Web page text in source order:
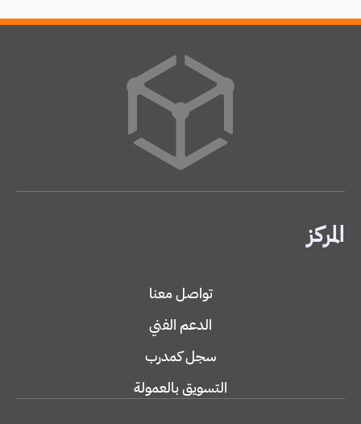
المركز
تواصل معنا
الدعم الفني
سجل كمدرب
التسويق بالعمولة